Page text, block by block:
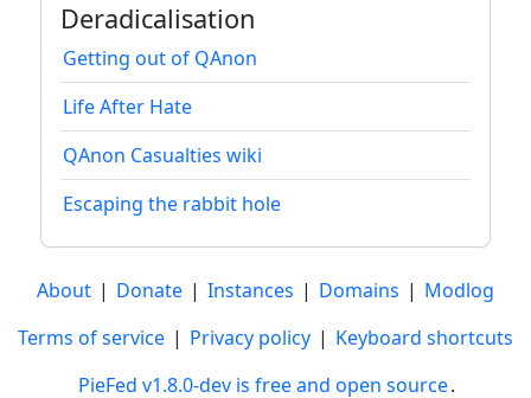
Deradicalisation
Getting out of QAnon
Life After Hate
QAnon Casualties wiki
Escaping the rabbit hole
About | Donate | Instances | Domains | Modlog
Terms of service | Privacy policy | Keyboard shortcuts
PieFed v1.8.0-dev is free and open source.